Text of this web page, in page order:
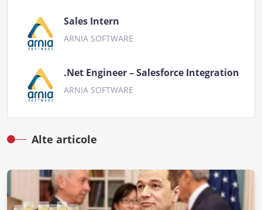
Sales Intern
ARNIA SOFTWARE
.Net Engineer – Salesforce Integration
ARNIA SOFTWARE
Alte articole